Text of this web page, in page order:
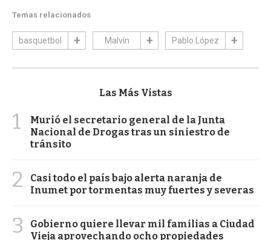
Temas relacionados
basquetbol Malvín Pablo López
Las Más Vistas
1
Murió el secretario general de la Junta
Nacional de Drogas tras un siniestro de
tránsito
2
Casi todo el país bajo alerta naranja de
Inumet por tormentas muy fuertes y severas
3
Gobierno quiere llevar mil familias a Ciudad
Vieja aprovechando ocho propiedades